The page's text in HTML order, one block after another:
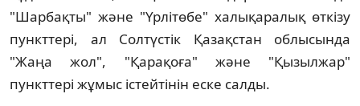
"Шарбақты" және "Үрлітөбе" халықаралық өткізу
пункттері, ал Солтүстік Қазақстан облысында
"Жаңа жол", "Қарақоға" және "Қызылжар"
пункттері жұмыс істейтінін еске салды.